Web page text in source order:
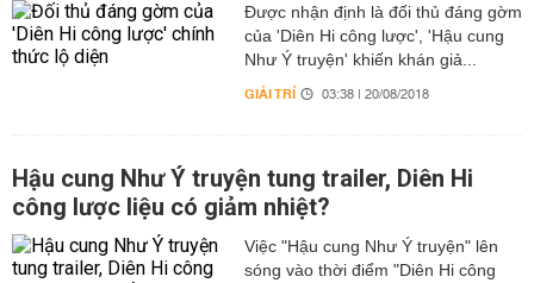
Được nhận định là đối thủ đáng gờm
của 'Diên Hi công lược', 'Hậu cung
Như Ý truyện' khiến khán giả...
GIẢI TRÍ 03:38 | 20/08/2018
Hậu cung Như Ý truyện tung trailer, Diên Hi
công lược liệu có giảm nhiệt?
Việc "Hậu cung Như Ý truyện" lên
sóng vào thời điểm "Diên Hi công